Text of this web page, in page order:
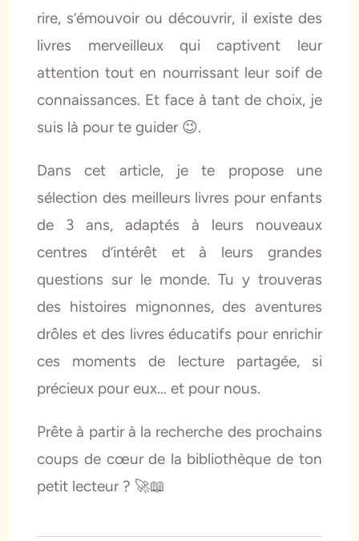
rire, s’émouvoir ou découvrir, il existe des
livres merveilleux qui captivent leur
attention tout en nourrissant leur soif de
connaissances. Et face à tant de choix, je
suis là pour te guider 😉.
Dans cet article, je te propose une
sélection des meilleurs livres pour enfants
de 3 ans, adaptés à leurs nouveaux
centres d’intérêt et à leurs grandes
questions sur le monde. Tu y trouveras
des histoires mignonnes, des aventures
drôles et des livres éducatifs pour enrichir
ces moments de lecture partagée, si
précieux pour eux… et pour nous.
Prête à partir à la recherche des prochains
coups de cœur de la bibliothèque de ton
petit lecteur ? 🚀📖